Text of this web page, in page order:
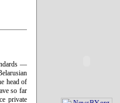
—
head of
so far
private